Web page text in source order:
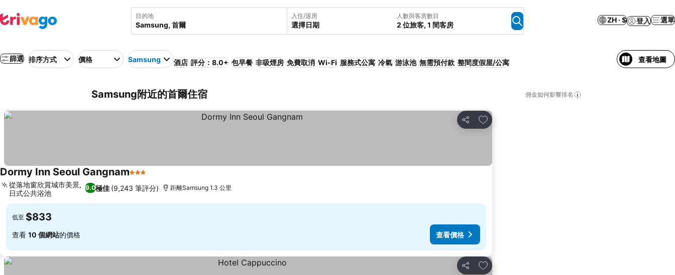
目的地 入住/退房
選擇日期
人數與客房數目
2 位旅客, 1 間客房
ZH · $ 登入 選單
篩選 排序方式 價格 Samsung 酒店 評分：8.0+ 包早餐 非吸煙房 免費取消 Wi-Fi 服務式公寓 冷氣 游泳池 無需預付款 整間度假屋/公寓 查看地圖
Samsung附近的首爾住宿 佣金如何影響排名
分享
放到收藏夾
Dormy Inn Seoul Gangnam3 星級
9.0極佳 (9,243 筆評分)
從落地窗欣賞城市美景,
日式公共浴池
距離Samsung 1.3 公里
低至 $833
查看 10 個網站的價格 查看價格
分享
放到收藏夾